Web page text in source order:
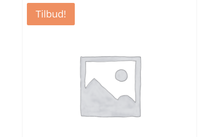
var:
kr. 349,00.
Tilbud!